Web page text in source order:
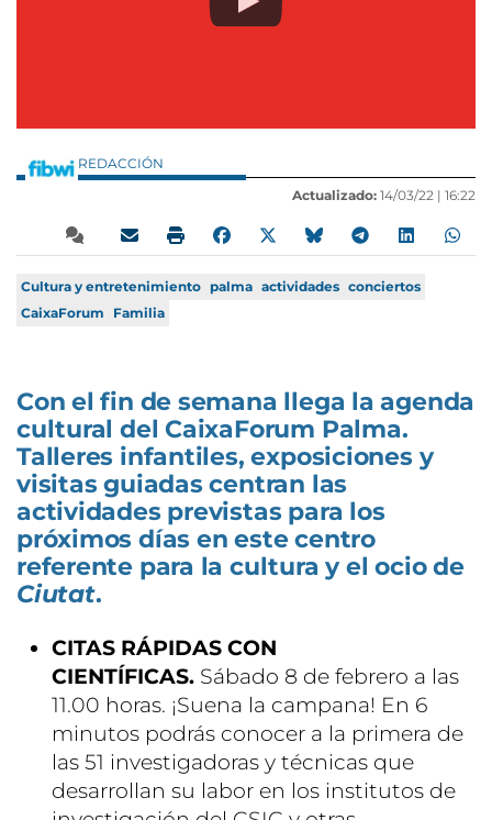
REDACCIÓN
Actualizado: 14/03/22 | 16:22
Cultura y entretenimiento palma actividades conciertos
CaixaForum
Familia
Con el fin de semana llega la agenda
cultural del CaixaForum Palma.
Talleres infantiles, exposiciones y
visitas guiadas centran las
actividades previstas para los
próximos días en este centro
referente para la cultura y el ocio de
Ciutat.
CITAS RÁPIDAS CON
CIENTÍFICAS. Sábado 8 de febrero a las
11.00 horas. ¡Suena la campana! En 6
minutos podrás conocer a la primera de
las 51 investigadoras y técnicas que
desarrollan su labor en los institutos de